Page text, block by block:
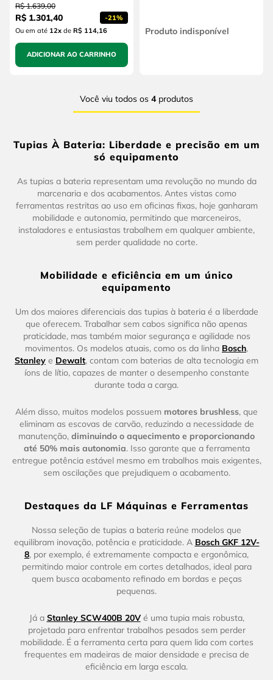
R$ 1.639,00
R$ 1.301,40 -21%
Ou em até 12xde R$ 114,16
ADICIONAR AO CARRINHO
Produto indisponível
Você viu todos os 4produtos
Tupias À Bateria: Liberdade e precisão em um
só equipamento
As tupias a bateria representam uma revolução no mundo da
marcenaria e dos acabamentos. Antes vistas como
ferramentas restritas ao uso em oficinas fixas, hoje ganharam
mobilidade e autonomia, permitindo que marceneiros,
instaladores e entusiastas trabalhem em qualquer ambiente,
sem perder qualidade no corte.
Mobilidade e eficiência em um único
equipamento
Um dos maiores diferenciais das tupias à bateria é a liberdade
que oferecem. Trabalhar sem cabos significa não apenas
praticidade, mas também maior segurança e agilidade nos
movimentos. Os modelos atuais, como os da linha Bosch,
Stanley e Dewalt, contam com baterias de alta tecnologia em
íons de lítio, capazes de manter o desempenho constante
durante toda a carga.
Além disso, muitos modelos possuem motores brushless, que
eliminam as escovas de carvão, reduzindo a necessidade de
manutenção, diminuindo o aquecimento e proporcionando
até 50% mais autonomia. Isso garante que a ferramenta
entregue potência estável mesmo em trabalhos mais exigentes,
sem oscilações que prejudiquem o acabamento.
Destaques da LF Máquinas e Ferramentas
Nossa seleção de tupias a bateria reúne modelos que
equilibram inovação, potência e praticidade. A Bosch GKF 12V-
8, por exemplo, é extremamente compacta e ergonômica,
permitindo maior controle em cortes detalhados, ideal para
quem busca acabamento refinado em bordas e peças
pequenas.
Já a Stanley SCW400B 20Vé uma tupia mais robusta,
projetada para enfrentar trabalhos pesados sem perder
mobilidade. É a ferramenta certa para quem lida com cortes
frequentes em madeiras de maior densidade e precisa de
eficiência em larga escala.